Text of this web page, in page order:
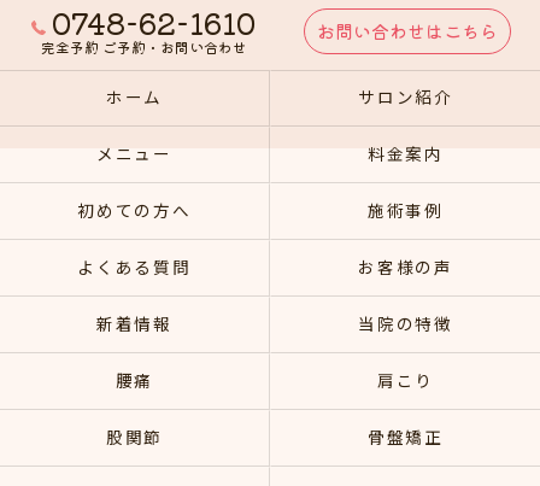
0748-62-1610
完全予約 ご予約・お問い合わせ
お問い合わせはこちら
ホーム サロン紹介
メニュー 料金案内
初めての方へ 施術事例
よくある質問 お客様の声
新着情報 当院の特徴
腰痛 肩こり
股関節 骨盤矯正